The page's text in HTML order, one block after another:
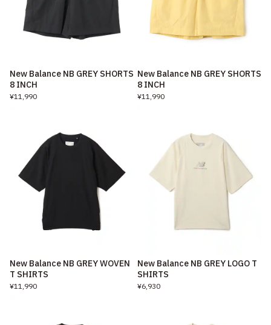
New Balance NB GREY SHORTS
8 INCH
¥11,990
New Balance NB GREY SHORTS
8 INCH
¥11,990
New Balance NB GREY WOVEN
T SHIRTS
¥11,990
New Balance NB GREY LOGO T
SHIRTS
¥6,930